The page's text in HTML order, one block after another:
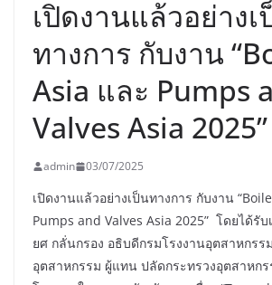
เปิดงานแล้วอย่างเ
ทางการ กับงาน
Asia และ Pumps
Valves Asia 2025”
admin 03/07/2025
เปิดงานแล้วอย่างเป็นทางการ กับงาน
Pumps and Valves Asia 2025” โดยได้รั
ยศ กลั่นกรอง อธิบดีกรมโรงงานอุตสาหกรร
อุตสาหกรรม ผู้แทน ปลัดกระทรวงอุตสาหก